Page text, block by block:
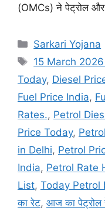
(OMCs) ने पेट्रोल
Categories
Sarkari Yojana
Tags
15 March
Today, Diesel
Fuel Price India,
Rates., Petrol
Price Today,
in Delhi, Petrol
India, Petrol Rate
List, Today Petrol
का रेट, आज का पेट्रोल